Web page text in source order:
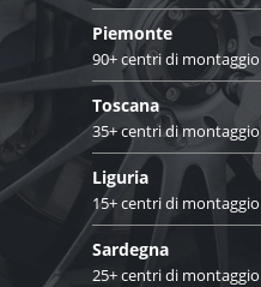
Piemonte
90+ centri di montaggio
Toscana
35+ centri di montaggio
Liguria
15+ centri di montaggio
Sardegna
25+ centri di montaggio